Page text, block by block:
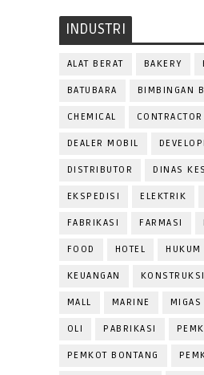
INDUSTRI
ALAT BERAT BAKERY
BATUBARA BIMBINGAN
CHEMICAL CONTRACTOR
DEALER MOBIL
DISTRIBUTOR DINAS
EKSPEDISI ELEKTRIK
FABRIKASI FARMASI
FOOD HOTEL HUKUM
KEUANGAN KONSTRUKSI
MALL MARINE MIGAS
OLI PABRIKASI
PEMKOT BONTANG